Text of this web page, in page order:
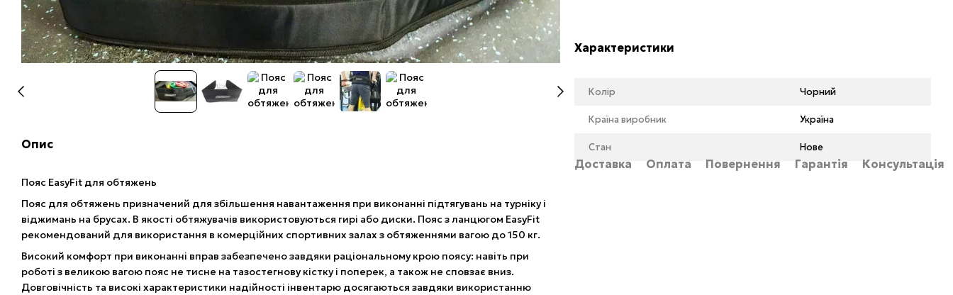
Опис
Пояс EasyFit для обтяжень
Пояс для обтяжень призначений для збільшення навантаження при виконанні підтягувань на турніку і
віджимань на брусах. В якості обтяжувачів використовуються гирі або диски. Пояс з ланцюгом EasyFit
рекомендований для використання в комерційних спортивних залах з обтяженнями вагою до 150 кг.
Високий комфорт при виконанні вправ забезпечено завдяки раціональному крою поясу: навіть при
роботі з великою вагою пояс не тисне на тазостегнову кістку і поперек, а також не сповзає вниз.
Довговічність та високі характеристики надійності інвентарю досягаються завдяки використанню
Характеристики
Колір Чорний
Країна виробник Україна
Стан Нове
Доставка Оплата Повернення Гарантія Консультація